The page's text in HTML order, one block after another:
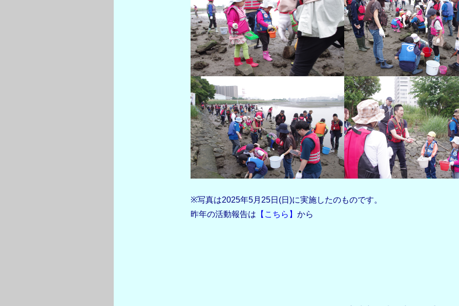
※写真は2025年5月25日(日)に実施したのものです。
昨年の活動報告は 【こちら】 から